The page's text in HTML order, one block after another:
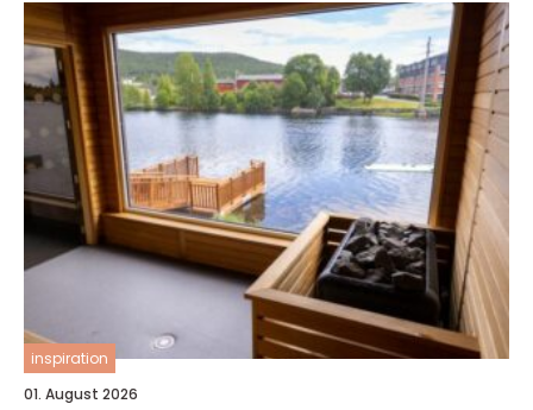
inspiration
01. August 2026